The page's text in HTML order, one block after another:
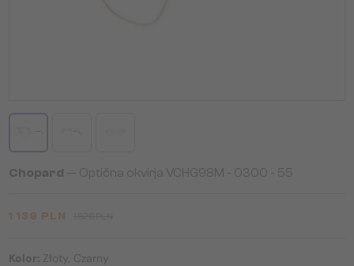
Chopard — Optična okvirja VCHG98M - 0300 - 55
1 139 PLN
Kolor: Złoty, Czarny